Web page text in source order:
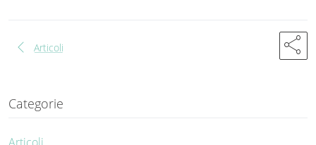
chevron_left Articoli share
Categorie